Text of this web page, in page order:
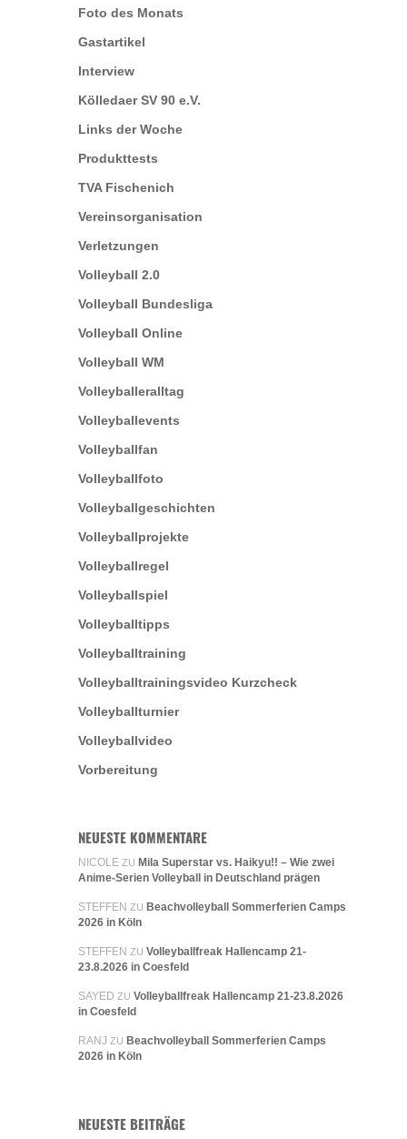
Foto des Monats
Gastartikel
Interview
Kölledaer SV 90 e.V.
Links der Woche
Produkttests
TVA Fischenich
Vereinsorganisation
Verletzungen
Volleyball 2.0
Volleyball Bundesliga
Volleyball Online
Volleyball WM
Volleyballeralltag
Volleyballevents
Volleyballfan
Volleyballfoto
Volleyballgeschichten
Volleyballprojekte
Volleyballregel
Volleyballspiel
Volleyballtipps
Volleyballtraining
Volleyballtrainingsvideo Kurzcheck
Volleyballturnier
Volleyballvideo
Vorbereitung
NEUESTE KOMMENTARE
NICOLE ZU Mila Superstar vs. Haikyu!! – Wie zwei
Anime-Serien Volleyball in Deutschland prägen
STEFFEN ZU Beachvolleyball Sommerferien Camps
2026 in Köln
STEFFEN ZU Volleyballfreak Hallencamp 21-
23.8.2026 in Coesfeld
SAYED ZU Volleyballfreak Hallencamp 21-23.8.2026
in Coesfeld
RANJ ZU Beachvolleyball Sommerferien Camps
2026 in Köln
NEUESTE BEITRÄGE